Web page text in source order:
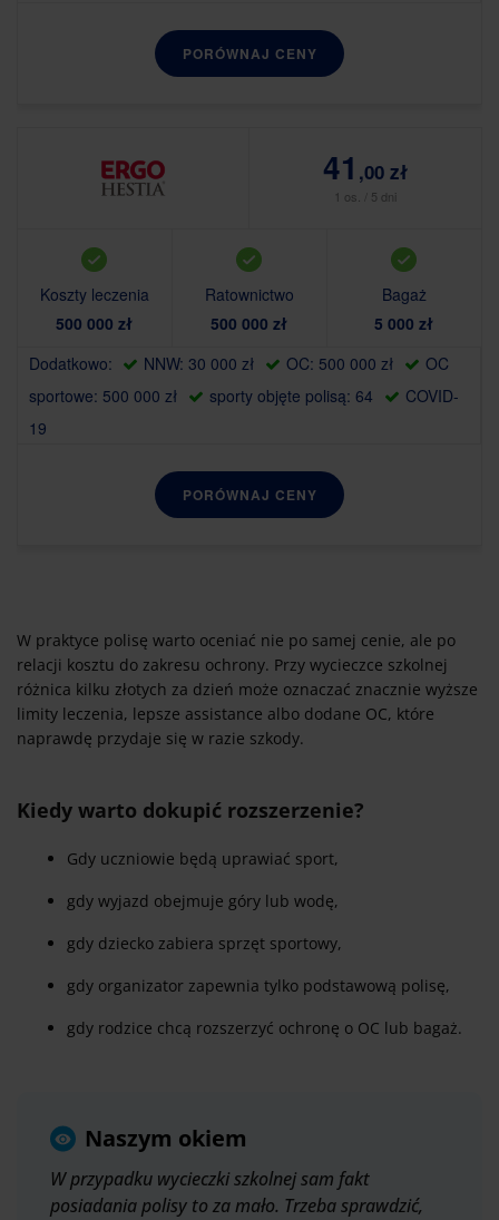
PORÓWNAJ CENY
Koszty leczenia
500 000 zł
Ratownictwo
500 000 zł
Bagaż
5 000 zł
Dodatkowo:
NNW: 30 000 zł OC: 500 000 zł
OC
sportowe: 500 000 zł
sporty objęte polisą: 64
COVID-
19
41 ,00 zł
1 os. / 5 dni
PORÓWNAJ CENY
W praktyce polisę warto oceniać nie po samej cenie, ale po
relacji kosztu do zakresu ochrony. Przy wycieczce szkolnej
różnica kilku złotych za dzień może oznaczać znacznie wyższe
limity leczenia, lepsze assistance albo dodane OC, które
naprawdę przydaje się w razie szkody.
Kiedy warto dokupić rozszerzenie?
Gdy uczniowie będą uprawiać sport,
gdy wyjazd obejmuje góry lub wodę,
gdy dziecko zabiera sprzęt sportowy,
gdy organizator zapewnia tylko podstawową polisę,
gdy rodzice chcą rozszerzyć ochronę o OC lub bagaż.
Naszym okiem
W przypadku wycieczki szkolnej sam fakt
posiadania polisy to za mało. Trzeba sprawdzić,